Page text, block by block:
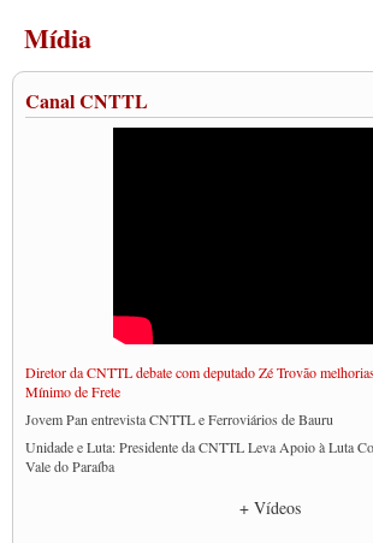
Mídia
Canal CNTTL
Diretor da CNTTL debate com deputado Zé Trovão
Mínimo de Frete
Jovem Pan entrevista CNTTL e Ferroviários de Bauru
Unidade e Luta: Presidente da CNTTL Leva Apoio à Luta
Vale do Paraíba
+ Vídeos